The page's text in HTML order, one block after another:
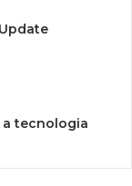
a tecnologia